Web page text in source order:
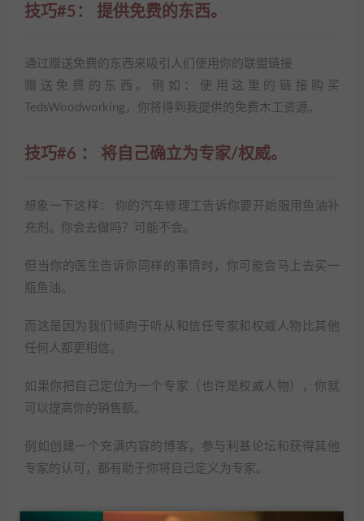
技巧#5： 提供免费的东西。
通过赠送免费的东西来吸引人们使用你的联盟链接
赠送免费的东西。例如：使用这里的链接购买
TedsWoodworking，你将得到我提供的免费木工资源。
技巧#6 ： 将自己确立为专家/权威。
想象一下这样： 你的汽车修理工告诉你要开始服用鱼油补
充剂。你会去做吗？可能不会。
但当你的医生告诉你同样的事情时，你可能会马上去买一
瓶鱼油。
而这是因为我们倾向于听从和信任专家和权威人物比其他
任何人都更相信。
如果你把自己定位为一个专家（也许是权威人物），你就
可以提高你的销售额。
例如创建一个充满内容的博客，参与利基论坛和获得其他
专家的认可，都有助于你将自己定义为专家。